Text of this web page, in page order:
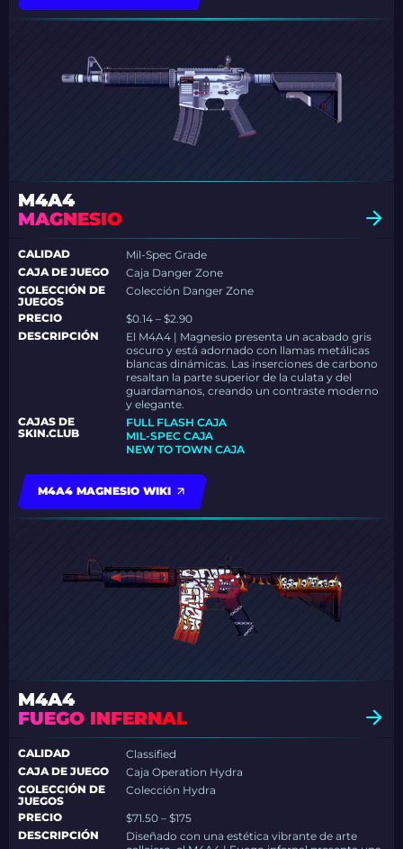
M4A4
MAGNESIO
CALIDAD
Mil-Spec Grade
CAJA DE JUEGO
Caja Danger Zone
COLECCIÓN DE
JUEGOS
Colección Danger Zone
PRECIO
$0.14 – $2.90
DESCRIPCIÓN
El M4A4 | Magnesio presenta un acabado gris
oscuro y está adornado con llamas metálicas
blancas dinámicas. Las inserciones de carbono
resaltan la parte superior de la culata y del
guardamanos, creando un contraste moderno
y elegante.
CAJAS DE
SKIN.CLUB
FULL FLASH CAJA
MIL-SPEC CAJA
NEW TO TOWN CAJA
M4A4 MAGNESIO WIKI
M4A4
FUEGO INFERNAL
CALIDAD
Classified
CAJA DE JUEGO
Caja Operation Hydra
COLECCIÓN DE
JUEGOS
Colección Hydra
PRECIO
$71.50 – $175
DESCRIPCIÓN
Diseñado con una estética vibrante de arte